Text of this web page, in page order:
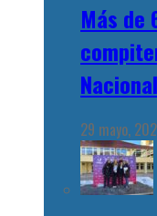
Más
29 mayo,